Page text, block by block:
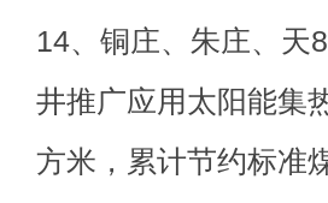
14、铜庄、朱庄、天
井推广应用太阳能集
方米，累计节约标准